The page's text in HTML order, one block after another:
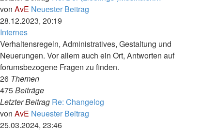
von AvE Neuester Beitrag
28.12.2023, 20:19
Internes
Verhaltensregeln, Administratives, Gestaltung und
Neuerungen. Vor allem auch ein Ort, Antworten auf
forumsbezogene Fragen zu finden.
26 Themen
475Beiträge
Letzter Beitrag Re: Changelog
von AvE Neuester Beitrag
25.03.2024, 23:46